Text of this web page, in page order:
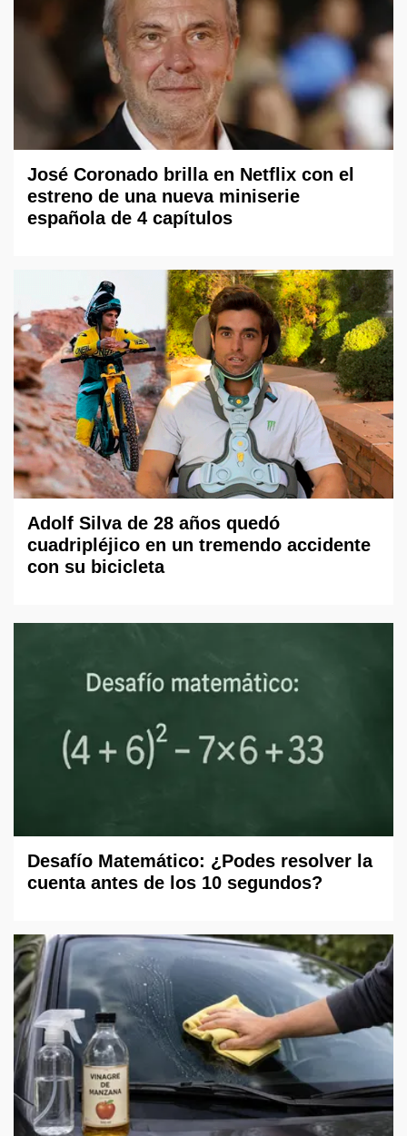
José Coronado brilla en Netflix con el
estreno de una nueva miniserie
española de 4 capítulos
Adolf Silva de 28 años quedó
cuadripléjico en un tremendo accidente
con su bicicleta
Desafío Matemático: ¿Podes resolver la
cuenta antes de los 10 segundos?